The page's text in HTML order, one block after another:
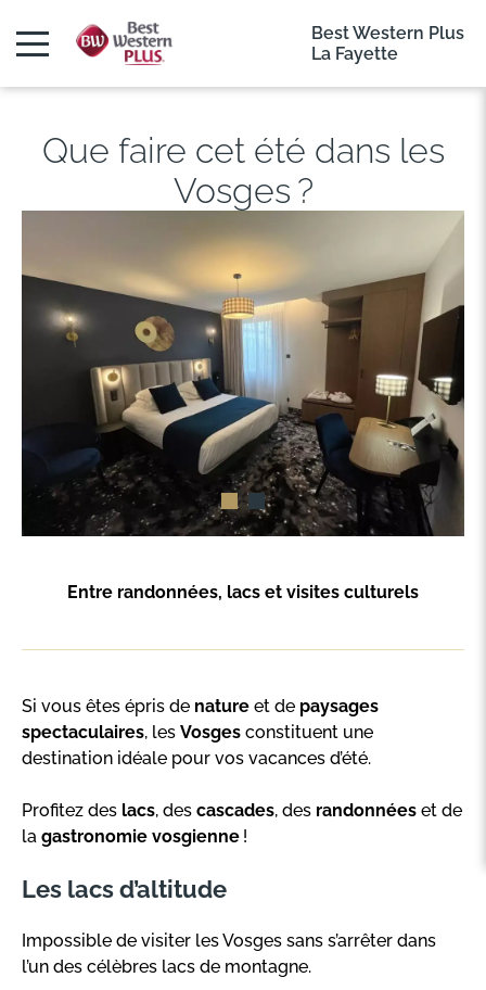
Best Western Plus
La Fayette
Que faire cet été dans les
Vosges ?
Entre randonnées, lacs et visites culturels
Si vous êtes épris de nature et de paysages
spectaculaires, les Vosges constituent une
destination idéale pour vos vacances d’été.
Profitez des lacs, des cascades, des randonnées et de
la gastronomie vosgienne !
Les lacs d’altitude
Impossible de visiter les Vosges sans s’arrêter dans
l’un des célèbres lacs de montagne.